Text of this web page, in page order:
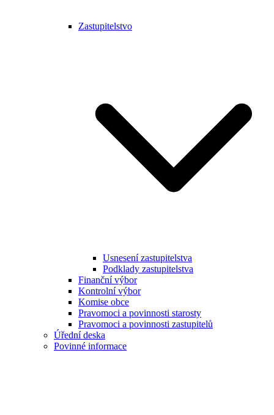
Zastupitelstvo
Usnesení zastupitelstva
Podklady zastupitelstva
Finanční výbor
Kontrolní výbor
Komise obce
Pravomoci a povinnosti starosty
Pravomoci a povinnosti zastupitelů
Úřední deska
Povinné informace